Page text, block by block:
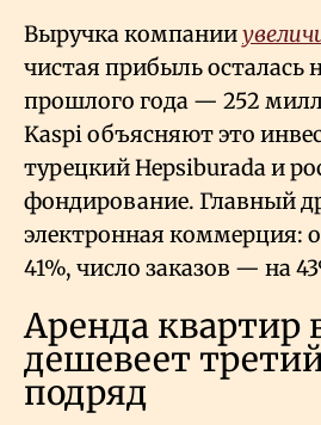
Выручка компании
чистая прибыль осталась
прошлого года — 252
Kaspi объясняют это
турецкий Hepsiburada и
фондирование. Главный
электронная коммерция:
41%, число заказов — на
Аренда квартир
дешевеет
подряд